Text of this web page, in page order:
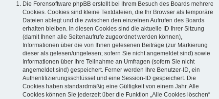
Die Forensoftware phpBB erstellt bei Ihrem Besuch des Boards mehrere
Cookies. Cookies sind kleine Textdateien, die Ihr Browser als temporäre
Dateien ablegt und die zwischen den einzelnen Aufrufen des Boards
erhalten bleiben. In diesen Cookies sind die aktuelle ID Ihrer Sitzung
(damit Ihnen alle Seitenaufrufe zugeordnet werden können),
Informationen über die von Ihnen gelesenen Beiträge (zur Markierung
dieser als gelesen/ungelesen; sofern Sie nicht angemeldet sind) sowie
Informationen über Ihre Teilnahme an Umfragen (sofern Sie nicht
angemeldet sind) gespeichert. Ferner werden Ihre Benutzer-ID, ein
Authentifizierungsschlüssel und eine Session-ID gespeichert. Die
Cookies haben standardmäßig eine Gültigkeit von einem Jahr. Alle
Cookies können Sie jederzeit über die Funktion „Alle Cookies löschen“